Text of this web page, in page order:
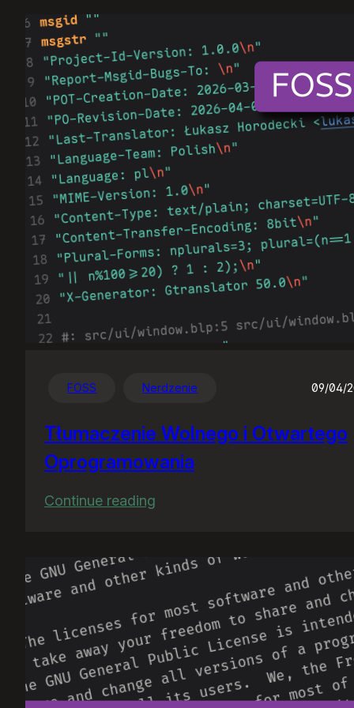
FOSS Nerdzenie 09/04/
Tłumaczenie Wolnego i Otwartego
Oprogramowania
Continue reading
i
Otwartego
Oprogramowania